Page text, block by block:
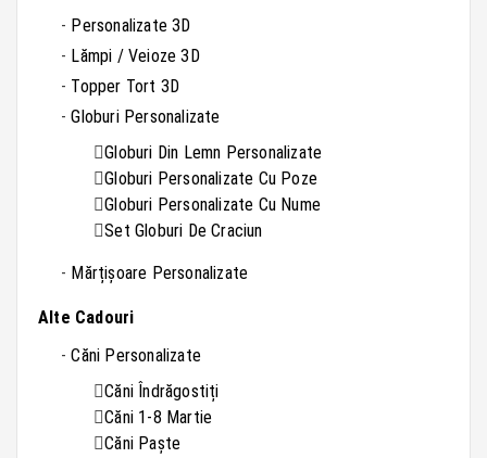
Personalizate 3D
Lămpi / Veioze 3D
Topper Tort 3D
Globuri Personalizate
Globuri Din Lemn Personalizate
Globuri Personalizate Cu Poze
Globuri Personalizate Cu Nume
Set Globuri De Craciun
Mărțișoare Personalizate
Alte Cadouri
Căni Personalizate
Căni Îndrăgostiți
Căni 1-8 Martie
Căni Paște